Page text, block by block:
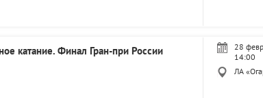
катание. Финал Гран-при России
28
14:00
ЛА